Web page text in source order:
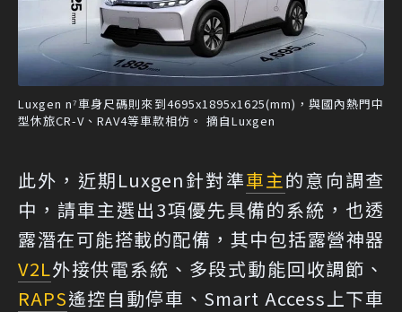
Luxgen n⁷車身尺碼則來到4695x1895x1625(mm)，與國內熱門中
型休旅CR-V、RAV4等車款相仿。 摘自Luxgen
此外，近期Luxgen針對準車主的意向調查
中，請車主選出3項優先具備的系統，也透
露潛在可能搭載的配備，其中包括露營神器
V2L外接供電系統、多段式動能回收調節、
RAPS遙控自動停車、Smart Access上下車